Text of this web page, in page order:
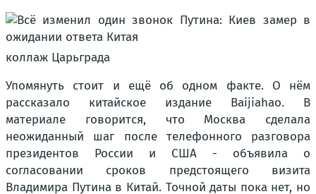
коллаж Царьграда
Упомянуть стоит и ещё об одном факте. О нём
рассказало китайское издание Baijiahao. В
материале говорится, что Москва сделала
неожиданный шаг после телефонного разговора
президентов России и США - объявила о
согласовании сроков предстоящего визита
Владимира Путина в Китай. Точной даты пока нет, но